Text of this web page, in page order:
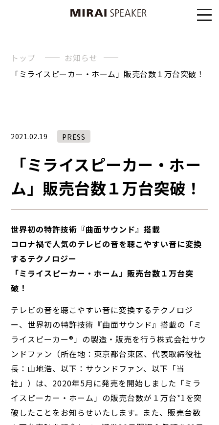
トップ
お知らせ
「ミライスピーカー・ホーム」販売台数１万台突破！
2021.02.19 PRESS
「ミライスピーカー・ホー
ム」販売台数１万台突破！
世界初の特許技術『曲面サウンド』搭載
コロナ禍で人気のテレビの音を聴こやすい音に変換
するテクノロジー
「ミライスピーカー・ホーム」販売台数１万台突
破！
テレビの音を聴こやすい音に変換するテクノロジ
ー、世界初の特許技術『曲面サウンド』搭載の「ミ
ライスピーカー®」の製造・販売を行う株式会社サウ
ンドファン（所在地：東京都台東区、代表取締役社
長：山地浩、以下：サウンドファン、以下「当
社」）は、2020年5月に発売を開始しました「ミラ
イスピーカー・ホーム」の販売台数が１万台*1を突
破したことをお知らせいたします。また、販売台数